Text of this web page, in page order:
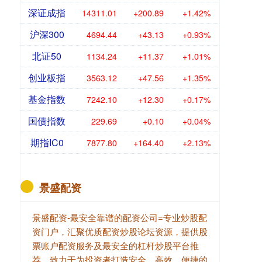
深证成指 14311.01 +200.89 +1.42%
沪深300 4694.44 +43.13 +0.93%
北证50 1134.24 +11.37 +1.01%
创业板指 3563.12 +47.56 +1.35%
基金指数 7242.10 +12.30 +0.17%
国债指数 229.69 +0.10 +0.04%
期指IC0 7877.80 +164.40 +2.13%
景盛配资
景盛配资-最安全靠谱的配资公司=专业炒股配
资门户，汇聚优质配资炒股论坛资源，提供股
票账户配资服务及最安全的杠杆炒股平台推
荐。致力于为投资者打造安全、高效、便捷的